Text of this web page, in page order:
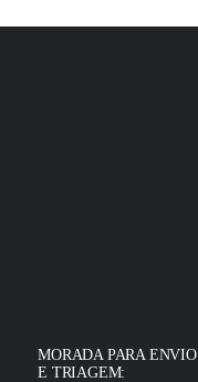
MORADA PARA ENVIO
E TRIAGEM: